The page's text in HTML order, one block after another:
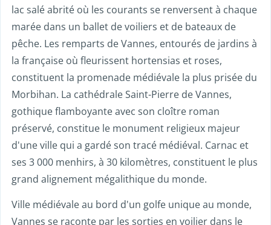
lac salé abrité où les courants se renversent à chaque
marée dans un ballet de voiliers et de bateaux de
pêche. Les remparts de Vannes, entourés de jardins à
la française où fleurissent hortensias et roses,
constituent la promenade médiévale la plus prisée du
Morbihan. La cathédrale Saint-Pierre de Vannes,
gothique flamboyante avec son cloître roman
préservé, constitue le monument religieux majeur
d'une ville qui a gardé son tracé médiéval. Carnac et
ses 3 000 menhirs, à 30 kilomètres, constituent le plus
grand alignement mégalithique du monde.
Ville médiévale au bord d'un golfe unique au monde,
Vannes se raconte par les sorties en voilier dans le